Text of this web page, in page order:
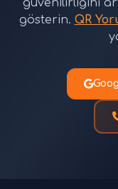
güvenilirliğini
gösterin. QR